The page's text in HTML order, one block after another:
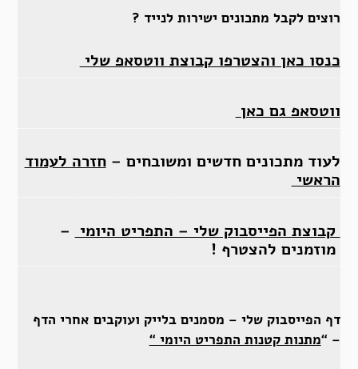
רוצים לקבל מתכונים ישירות לנייד ?
כנסו כאן והצטרפו קבוצת ווטסאפ שלי
ווטסאפ גם כאן
לעוד מתכונים חדשים ומשובחים –חזרה לעמוד
הראשי
קבוצת הפייסבוק שלי – התפריט היומי –
מוזמנים להצטרף !
דף הפייסבוק שלי – מסמנים בלייק ועוקבים אחרי הדף
– “מתנות קטנות התפריט היומי “